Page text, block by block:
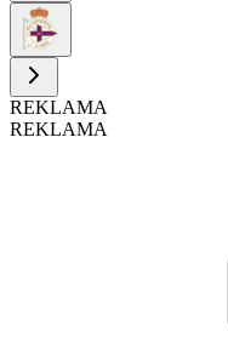
REKLAMA
REKLAMA